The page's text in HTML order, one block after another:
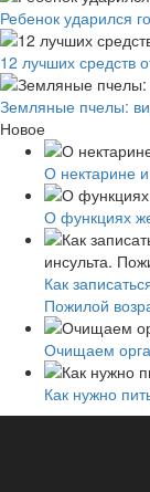
Ребенок ударился
12 лучших средств
Земляные пчелы:
Новое
О нектарине
О функциях
Как
Пожилой
Очищаем
Как нужно